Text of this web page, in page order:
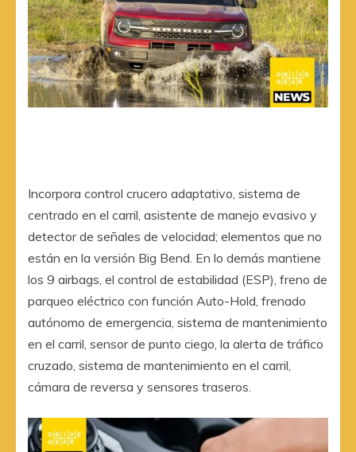
Incorpora control crucero adaptativo, sistema de
centrado en el carril, asistente de manejo evasivo y
detector de señales de velocidad; elementos que no
están en la versión Big Bend. En lo demás mantiene
los 9 airbags, el control de estabilidad (ESP), freno de
parqueo eléctrico con función Auto-Hold, frenado
autónomo de emergencia, sistema de mantenimiento
en el carril, sensor de punto ciego, la alerta de tráfico
cruzado, sistema de mantenimiento en el carril,
cámara de reversa y sensores traseros.